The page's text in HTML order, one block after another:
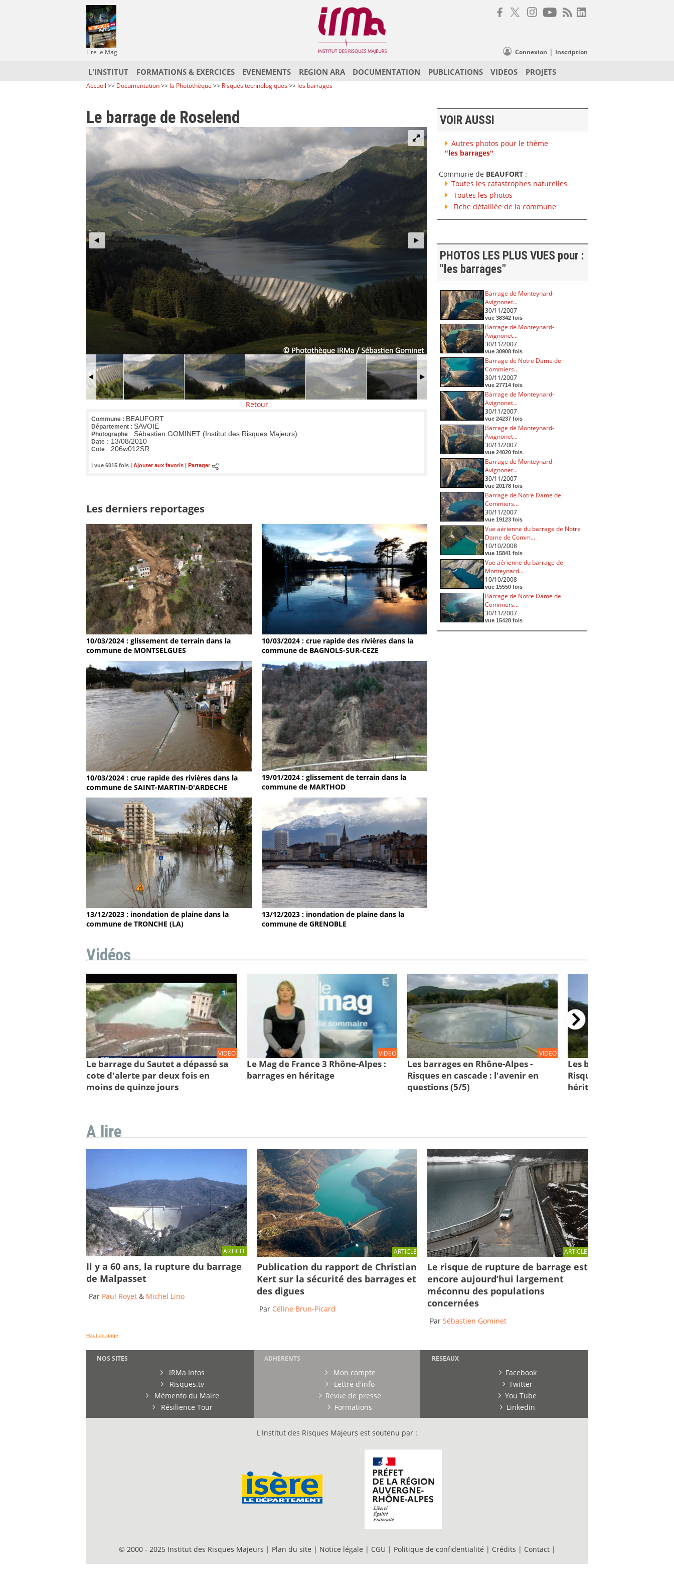
Lire le Mag Connexion | Inscription
L'INSTITUT FORMATIONS & EXERCICES EVENEMENTS REGION ARA DOCUMENTATION PUBLICATIONS VIDEOS PROJETS
Accueil >> Documentation>> la Photothèque >> Risques technologiques>> les barrages
Le barrage de Roselend
Retour
Commune : BEAUFORT
Département : SAVOIE
Photographe : Sébastien GOMINET (Institut des Risques Majeurs)
Date : 13/08/2010
Cote : 206w012SR
| vue 6015 fois | Ajouter aux favoris Partager
Les derniers reportages
10/03/2024 : glissement de terrain dans la
commune de MONTSELGUES
10/03/2024 : crue rapide des rivières dans la
commune de BAGNOLS-SUR-CEZE
10/03/2024 : crue rapide des rivières dans la
commune de SAINT-MARTIN-D'ARDECHE
19/01/2024 : glissement de terrain dans la
commune de MARTHOD
13/12/2023 : inondation de plaine dans la
commune de TRONCHE (LA)
13/12/2023 : inondation de plaine dans la
commune de GRENOBLE
VOIR AUSSI
Autres photos pour le thème
"les barrages"
Commune de BEAUFORT:
Toutes les catastrophes naturelles
Toutes les photos
Fiche détaillée de la commune
PHOTOS LES PLUS VUES pour :
"les barrages"
Barrage de Monteynard-
Avignonet...
30/11/2007
vue 38342 fois
Barrage de Monteynard-
Avignonet...
30/11/2007
vue 30908 fois
Barrage de Notre Dame de
Commiers...
30/11/2007
vue 27714 fois
Barrage de Monteynard-
Avignonet...
30/11/2007
vue 24237 fois
Barrage de Monteynard-
Avignonet...
30/11/2007
vue 24020 fois
Barrage de Monteynard-
Avignonet...
30/11/2007
vue 20178 fois
Barrage de Notre Dame de
Commiers...
30/11/2007
vue 19123 fois
Vue aérienne du barrage de Notre
Dame de Comm...
10/10/2008
vue 15841 fois
Vue aérienne du barrage de
Monteynard...
10/10/2008
vue 15550 fois
Barrage de Notre Dame de
Commiers...
30/11/2007
vue 15428 fois
Vidéos
VIDEO
Le barrage du Sautet a dépassé sa
cote d'alerte par deux fois en
moins de quinze jours
VIDEO
Le Mag de France 3 Rhône-Alpes :
barrages en héritage
VIDEO
Les barrages en Rhône-Alpes -
Risques en cascade : l'avenir en
questions (5/5)
Les barrages en Rhône-
Risques en cascade : un
héritage (4/5)
A lire
ARTICLE
Il y a 60 ans, la rupture du barrage
de Malpasset
Par Paul Royet & Michel Lino
ARTICLE
Publication du rapport de Christian
Kert sur la sécurité des barrages et
des digues
Par Céline Brun-Picard
ARTICLE
Le risque de rupture de barrage est
encore aujourd’hui largement
méconnu des populations
concernées
Par Sébastien Gominet
Haut de page
NOS SITES
IRMa Infos
Risques.tv
Mémento du Maire
Résilience Tour
ADHERENTS
Mon compte
Lettre d'info
Revue de presse
Formations
RESEAUX
Facebook
Twitter
You Tube
Linkedin
L'Institut des Risques Majeurs est soutenu par :
© 2000 - 2025 Institut des Risques Majeurs | Plan du site | Notice légale | CGU | Politique de confidentialité | Crédits | Contact |